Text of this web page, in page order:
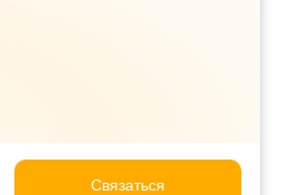
Связаться